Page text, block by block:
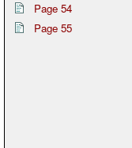
Page 54
Page 55